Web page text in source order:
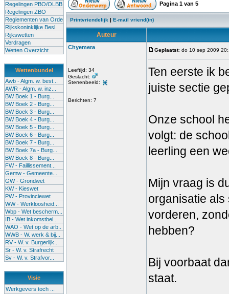
Regelingen PBO/OLBB
Regelingen ZBO
Reglementen van Orde
Rijkskoninklijke Besl.
Rijkswetten
Verdragen
Wetten Overzicht
Wettenbundel
Awb - Algm. w. best...
AWR - Algm. w. inz...
BW Boek 1 - Burg...
BW Boek 2 - Burg...
BW Boek 3 - Burg...
BW Boek 4 - Burg...
BW Boek 5 - Burg...
BW Boek 6 - Burg...
BW Boek 7 - Burg...
BW Boek 7a - Burg...
BW Boek 8 - Burg...
FW - Faillissement...
Gemw - Gemeente...
GW - Grondwet
KW - Kieswet
PW - Provinciewet
WW - Werkloosheid...
Wbp - Wet bescherm...
IB - Wet inkomstbel...
WAO - Wet op de arb..
WWB - W. werk & bij...
RV - W. v. Burgerlijk...
Sr - W. v. Strafrecht
Sv - W. v. Strafvor...
Visie
Werkgevers toch ...
Pagina 1 van 5
Printvriendelijk | E-mail vriend(in)
Auteur
Chyemera
Leeftijd: 34
Geslacht:
Sterrenbeeld:
Berichten: 7
Geplaatst: do 10 sep 2009
Ten eerste ik
juiste sectie
Onze school
volgt: de
leerling een
Mijn vraag is
organisatie als
vorderen,
hebben?
Bij voorbaat
staat.